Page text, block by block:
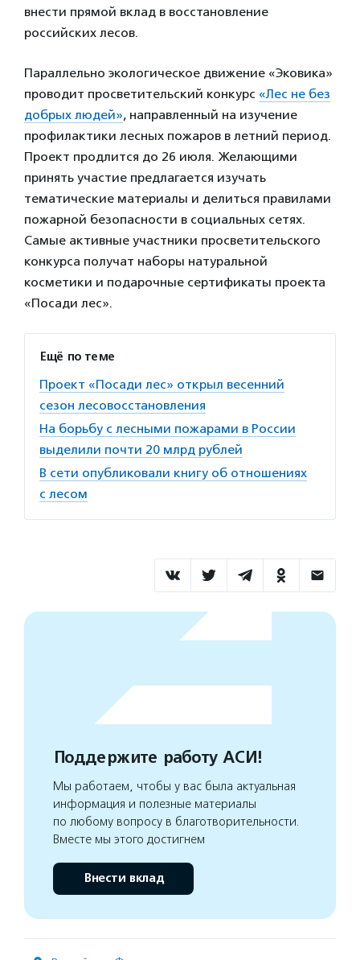
внести прямой вклад в восстановление
российских лесов.
Параллельно экологическое движение «Эковика»
проводит просветительский конкурс «Лес не без
добрых людей», направленный на изучение
профилактики лесных пожаров в летний период.
Проект продлится до 26 июля. Желающими
принять участие предлагается изучать
тематические материалы и делиться правилами
пожарной безопасности в социальных сетях.
Самые активные участники просветительского
конкурса получат наборы натуральной
косметики и подарочные сертификаты проекта
«Посади лес».
Ещё по теме
Проект «Посади лес» открыл весенний
сезон лесовосстановления
На борьбу с лесными пожарами в России
выделили почти 20 млрд рублей
В сети опубликовали книгу об отношениях
с лесом
Поддержите работу АСИ!
Мы работаем, чтобы у вас была актуальная
информация и полезные материалы
по любому вопросу в благотворительности.
Вместе мы этого достигнем
Внести вклад